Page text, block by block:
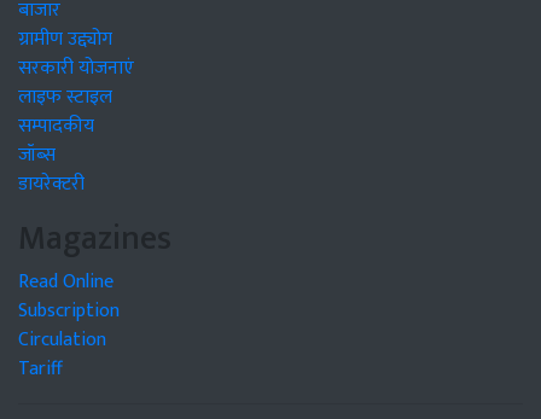
बाजार
ग्रामीण उद्द्योग
सरकारी योजनाएं
लाइफ स्टाइल
सम्पादकीय
जॉब्स
डायरेक्टरी
Magazines
Read Online
Subscription
Circulation
Tariff